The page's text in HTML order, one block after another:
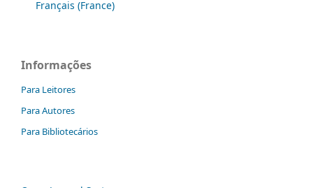
Français (France)
Informações
Para Leitores
Para Autores
Para Bibliotecários